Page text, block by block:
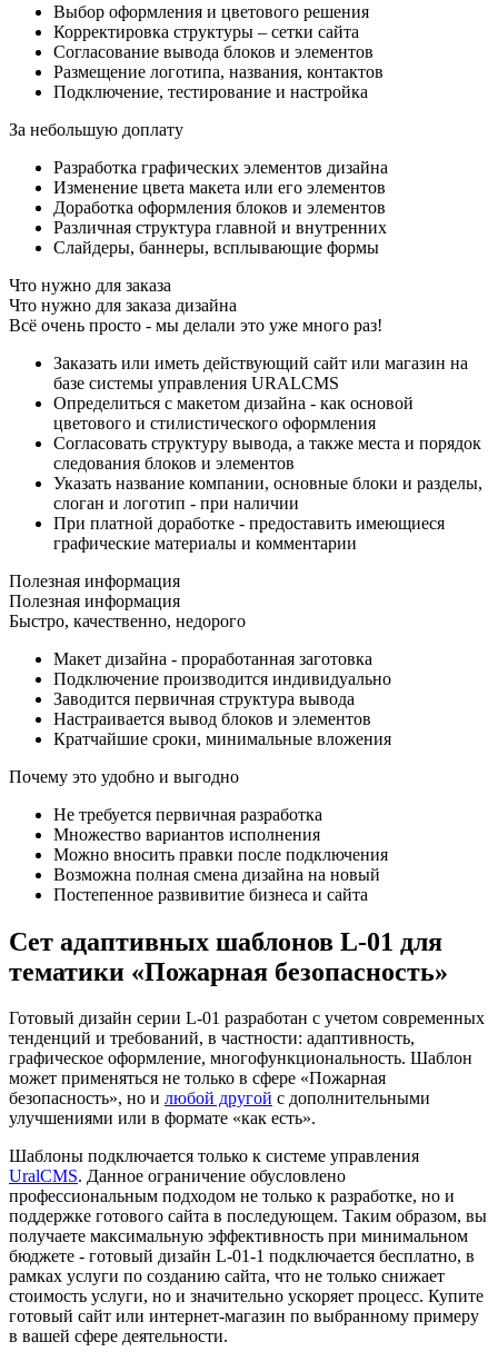
Выбор оформления и цветового решения
Корректировка структуры – сетки сайта
Согласование вывода блоков и элементов
Размещение логотипа, названия, контактов
Подключение, тестирование и настройка
За небольшую доплату
Разработка графических элементов дизайна
Изменение цвета макета или его элементов
Доработка оформления блоков и элементов
Различная структура главной и внутренних
Слайдеры, баннеры, всплывающие формы
Что нужно для заказа
Что нужно для заказа дизайна
Всё очень просто - мы делали это уже много раз!
Заказать или иметь действующий сайт или магазин на
базе системы управления URALCMS
Определиться с макетом дизайна - как основой
цветового и стилистического оформления
Согласовать структуру вывода, а также места и порядок
следования блоков и элементов
Указать название компании, основные блоки и разделы,
слоган и логотип - при наличии
При платной доработке - предоставить имеющиеся
графические материалы и комментарии
Полезная информация
Полезная информация
Быстро, качественно, недорого
Макет дизайна - проработанная заготовка
Подключение производится индивидуально
Заводится первичная структура вывода
Настраивается вывод блоков и элементов
Кратчайшие сроки, минимальные вложения
Почему это удобно и выгодно
Не требуется первичная разработка
Множество вариантов исполнения
Можно вносить правки после подключения
Возможна полная смена дизайна на новый
Постепенное развивитие бизнеса и сайта
Сет адаптивных шаблонов L-01 для
тематики «Пожарная безопасность»
Готовый дизайн серии L-01 разработан с учетом современных
тенденций и требований, в частности: адаптивность,
графическое оформление, многофункциональность. Шаблон
может применяться не только в сфере «Пожарная
безопасность», но и любой другой с дополнительными
улучшениями или в формате «как есть».
Шаблоны подключается только к системе управления
UralCMS. Данное ограничение обусловлено
профессиональным подходом не только к разработке, но и
поддержке готового сайта в последующем. Таким образом, вы
получаете максимальную эффективность при минимальном
бюджете - готовый дизайн L-01-1 подключается бесплатно, в
рамках услуги по созданию сайта, что не только снижает
стоимость услуги, но и значительно ускоряет процесс. Купите
готовый сайт или интернет-магазин по выбранному примеру
в вашей сфере деятельности.